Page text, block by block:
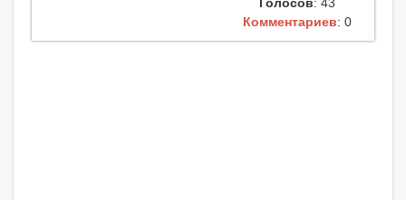
Голосов: 43
Комментариев: 0